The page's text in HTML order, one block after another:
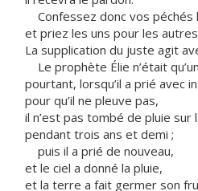
Confessez donc vos péchés
et priez les uns pour les
La supplication du juste agit
Le prophète Élie n’était
pourtant, lorsqu’il a prié avec
pour qu’il ne pleuve pas,
il n’est pas tombé de pluie sur
pendant trois ans et demi ;
puis il a prié de nouveau,
et le ciel a donné la pluie,
et la terre a fait germer son